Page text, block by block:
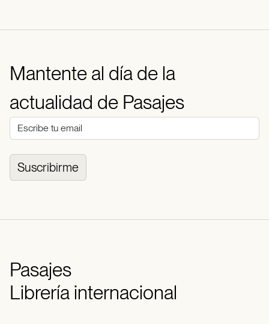
Mantente al día de la
actualidad de Pasajes
Suscribirme
Pasajes
Librería internacional